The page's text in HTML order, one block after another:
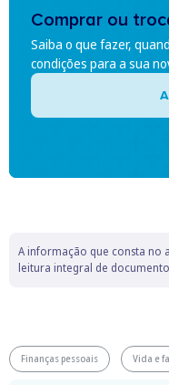
Comprar ou
Saiba o que fazer,
condições para a sua
A informação que consta no
leitura integral de
Finanças pessoais Vida e